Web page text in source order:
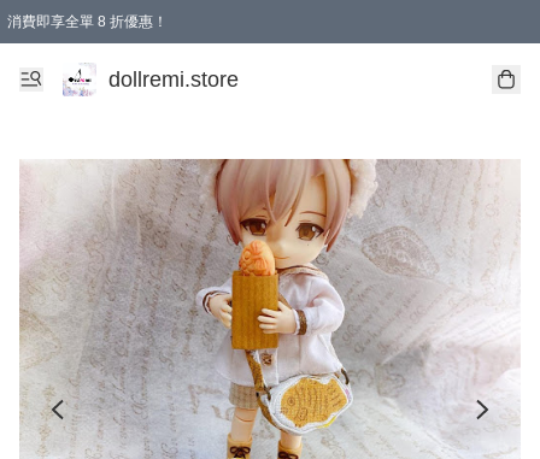
消費即享全單 8 折優惠！
購物滿 HKD 1500.00即享免運費優惠！（適用於 本地送貨、本地取貨、國際送貨 )
dollremi.store